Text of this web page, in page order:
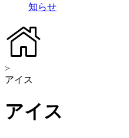
知らせ
>
アイス
アイス